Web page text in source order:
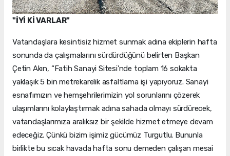
"İYİ Kİ VARLAR"
Vatandaşlara kesintisiz hizmet sunmak adına ekiplerin hafta
sonunda da çalışmalarını sürdürdüğünü belirten Başkan
Çetin Akın, “Fatih Sanayi Sitesi'nde toplam 16 sokakta
yaklaşık 5 bin metrekarelik asfaltlama işi yapıyoruz. Sanayi
esnafımızın ve hemşehrilerimizin yol sorunlarını çözerek
ulaşımlarını kolaylaştırmak adına sahada olmayı sürdürecek,
vatandaşlarımıza aralıksız bir şekilde hizmet etmeye devam
edeceğiz. Çünkü bizim işimiz gücümüz Turgutlu. Bununla
birlikte bu sıcak havada hafta sonu demeden çalışan mesai